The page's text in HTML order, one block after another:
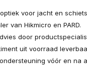
voor jacht en
van Hikmicro en PARD.
door
uit voorraad
vóór en na